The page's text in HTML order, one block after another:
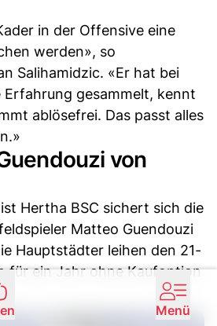
in der Offensive eine
werden», so
Salihamidzic. «Er hat bei
Erfahrung gesammelt, kennt
ablösefrei. Das passt alles
von
Hertha BSC sichert sich die
Matteo Guendouzi
Hauptstädter leihen den 21-
für ein Jahr ohne Kaufoption
Menü